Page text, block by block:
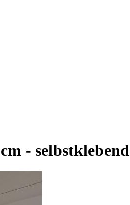
- selbstklebend